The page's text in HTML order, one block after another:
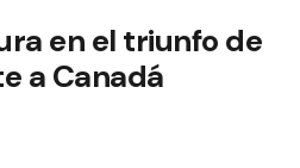
en el triunfo de
a Canadá